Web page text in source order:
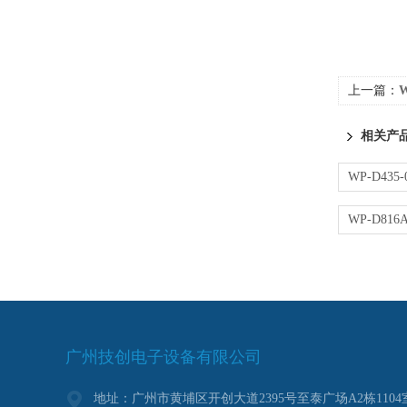
上一篇：
相关产
广州技创电子设备有限公司
地址：广州市黄埔区开创大道2395号至泰广场A2栋1104